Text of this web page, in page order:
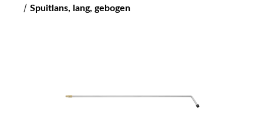
/ Spuitlans, lang, gebogen